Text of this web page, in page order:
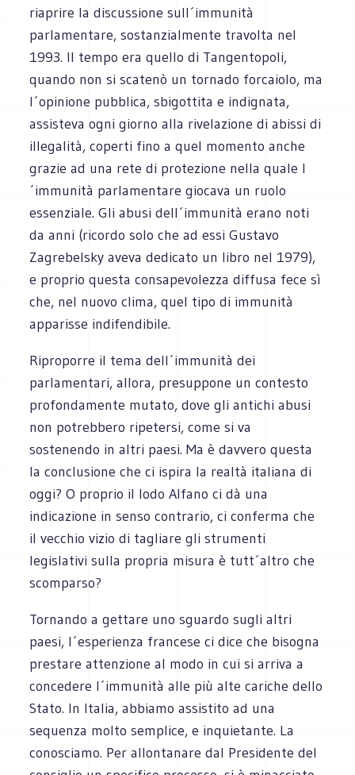
riaprire la discussione sull´immunità
parlamentare, sostanzialmente travolta nel
1993. Il tempo era quello di Tangentopoli,
quando non si scatenò un tornado forcaiolo, ma
l´opinione pubblica, sbigottita e indignata,
assisteva ogni giorno alla rivelazione di abissi di
illegalità, coperti fino a quel momento anche
grazie ad una rete di protezione nella quale l
´immunità parlamentare giocava un ruolo
essenziale. Gli abusi dell´immunità erano noti
da anni (ricordo solo che ad essi Gustavo
Zagrebelsky aveva dedicato un libro nel 1979),
e proprio questa consapevolezza diffusa fece sì
che, nel nuovo clima, quel tipo di immunità
apparisse indifendibile.
Riproporre il tema dell´immunità dei
parlamentari, allora, presuppone un contesto
profondamente mutato, dove gli antichi abusi
non potrebbero ripetersi, come si va
sostenendo in altri paesi. Ma è davvero questa
la conclusione che ci ispira la realtà italiana di
oggi? O proprio il lodo Alfano ci dà una
indicazione in senso contrario, ci conferma che
il vecchio vizio di tagliare gli strumenti
legislativi sulla propria misura è tutt´altro che
scomparso?
Tornando a gettare uno sguardo sugli altri
paesi, l´esperienza francese ci dice che bisogna
prestare attenzione al modo in cui si arriva a
concedere l´immunità alle più alte cariche dello
Stato. In Italia, abbiamo assistito ad una
sequenza molto semplice, e inquietante. La
conosciamo. Per allontanare dal Presidente del